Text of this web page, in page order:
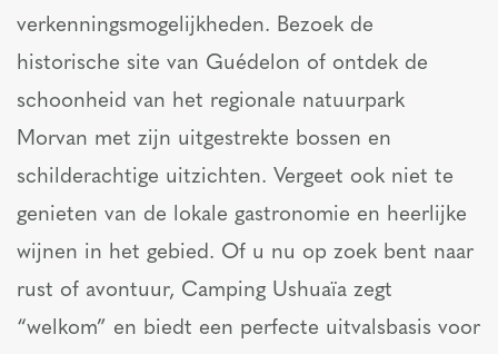
verkenningsmogelijkheden. Bezoek de
historische site van Guédelon of ontdek de
schoonheid van het regionale natuurpark
Morvan met zijn uitgestrekte bossen en
schilderachtige uitzichten. Vergeet ook niet te
genieten van de lokale gastronomie en heerlijke
wijnen in het gebied. Of u nu op zoek bent naar
rust of avontuur, Camping Ushuaïa zegt
“welkom” en biedt een perfecte uitvalsbasis voor